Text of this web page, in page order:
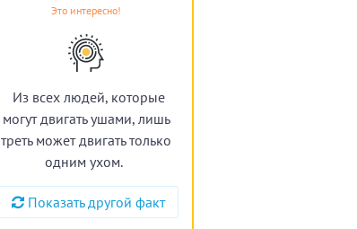
Это интересно!
Из всех людей, которые
могут двигать ушами, лишь
треть может двигать только
одним ухом.
Показать другой факт